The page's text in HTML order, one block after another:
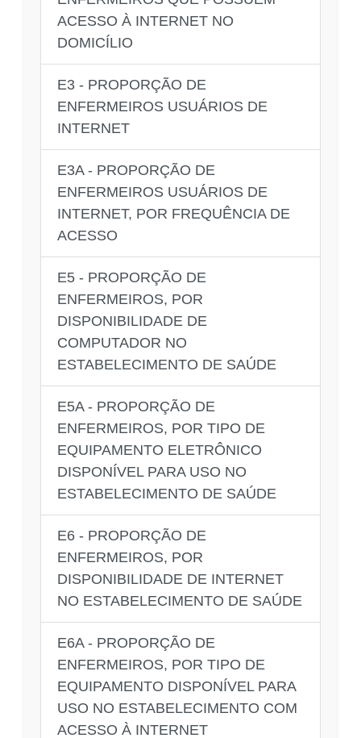
ACESSO À INTERNET NO
DOMICÍLIO
E3 - PROPORÇÃO DE
ENFERMEIROS USUÁRIOS DE
INTERNET
E3A - PROPORÇÃO DE
ENFERMEIROS USUÁRIOS DE
INTERNET, POR FREQUÊNCIA DE
ACESSO
E5 - PROPORÇÃO DE
ENFERMEIROS, POR
DISPONIBILIDADE DE
COMPUTADOR NO
ESTABELECIMENTO DE SAÚDE
E5A - PROPORÇÃO DE
ENFERMEIROS, POR TIPO DE
EQUIPAMENTO ELETRÔNICO
DISPONÍVEL PARA USO NO
ESTABELECIMENTO DE SAÚDE
E6 - PROPORÇÃO DE
ENFERMEIROS, POR
DISPONIBILIDADE DE INTERNET
NO ESTABELECIMENTO DE SAÚDE
E6A - PROPORÇÃO DE
ENFERMEIROS, POR TIPO DE
EQUIPAMENTO DISPONÍVEL PARA
USO NO ESTABELECIMENTO COM
ACESSO À INTERNET